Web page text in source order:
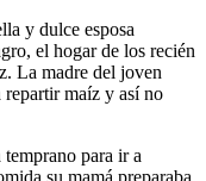
y dulce esposa
el hogar de los recién
La madre del joven
maíz y así no
para ir a
su mamá preparaba